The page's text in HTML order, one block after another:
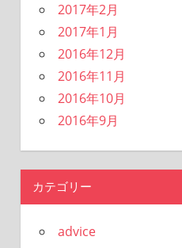
2017年2月
2017年1月
2016年12月
2016年11月
2016年10月
2016年9月
カテゴリー
advice